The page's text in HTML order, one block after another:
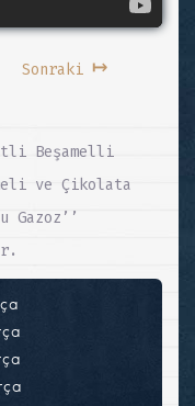
Sonraki ↦
Beşamelli
ve Çikolata
Gazoz’’